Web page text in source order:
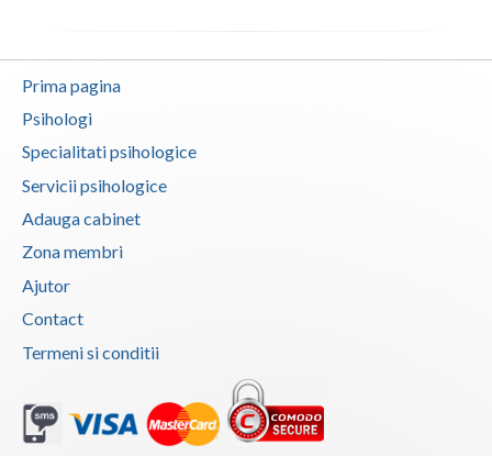
Prima pagina
Psihologi
Specialitati psihologice
Servicii psihologice
Adauga cabinet
Zona membri
Ajutor
Contact
Termeni si conditii